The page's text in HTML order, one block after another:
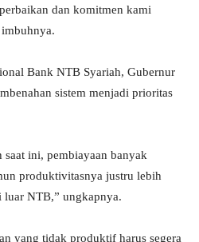
dan komitmen kami
Bank NTB Syariah, Gubernur
sistem menjadi prioritas
ini, pembiayaan banyak
produktivitasnya justru lebih
luar NTB,” ungkapnya.
yang tidak produktif harus segera